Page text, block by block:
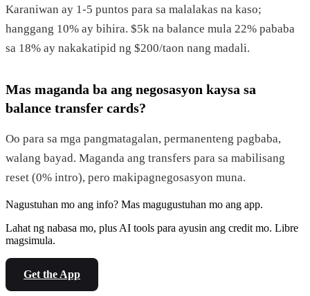
Karaniwan ay 1-5 puntos para sa malalakas na kaso;
hanggang 10% ay bihira. $5k na balance mula 22% pababa
sa 18% ay nakakatipid ng $200/taon nang madali.
Mas maganda ba ang negosasyon kaysa sa
balance transfer cards?
Oo para sa mga pangmatagalan, permanenteng pagbaba,
walang bayad. Maganda ang transfers para sa mabilisang
reset (0% intro), pero makipagnegosasyon muna.
Nagustuhan mo ang info? Mas magugustuhan mo ang app.
Lahat ng nabasa mo, plus AI tools para ayusin ang credit mo. Libre
magsimula.
Get the App